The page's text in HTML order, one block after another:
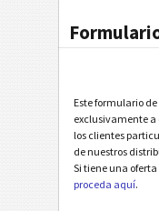
Este formulario
exclusivamente a
los clientes
de nuestros
Si tiene una
proceda aquí.